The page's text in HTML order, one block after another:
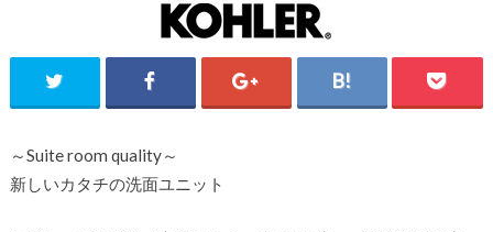
～Suite room quality～
新しいカタチの洗面ユニット